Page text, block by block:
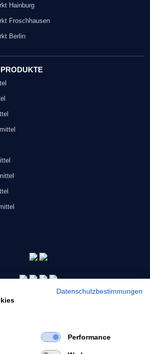
Hainburg
Froschhausen
Berlin
Datenschutzbestimmungen
Performance